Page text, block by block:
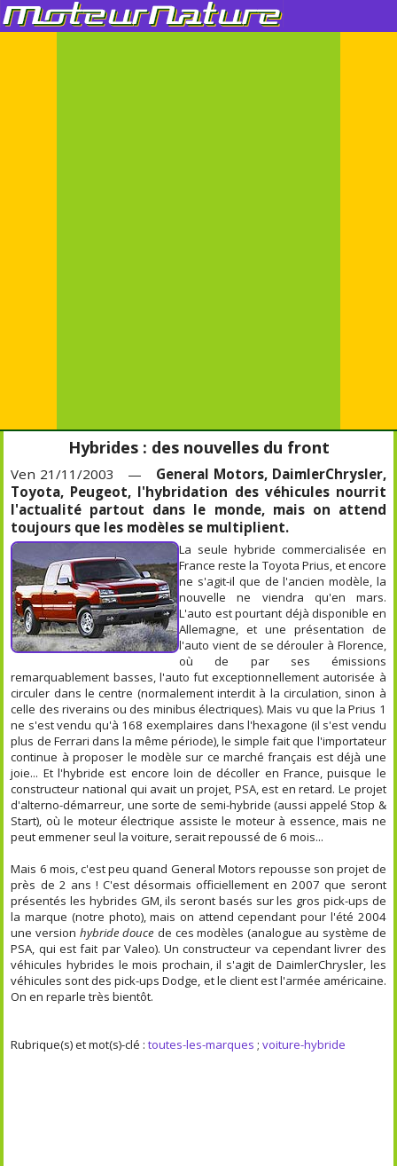
Hybrides : des nouvelles du front
Ven 21/11/2003 — General Motors, DaimlerChrysler,
Toyota, Peugeot, l'hybridation des véhicules nourrit
l'actualité partout dans le monde, mais on attend
toujours que les modèles se multiplient.
La seule hybride commercialisée en
France reste la Toyota Prius, et encore
ne s'agit-il que de l'ancien modèle, la
nouvelle ne viendra qu'en mars.
L'auto est pourtant déjà disponible en
Allemagne, et une présentation de
l'auto vient de se dérouler à Florence,
où de par ses émissions
remarquablement basses, l'auto fut exceptionnellement autorisée à
circuler dans le centre (normalement interdit à la circulation, sinon à
celle des riverains ou des minibus électriques). Mais vu que la Prius 1
ne s'est vendu qu'à 168 exemplaires dans l'hexagone (il s'est vendu
plus de Ferrari dans la même période), le simple fait que l'importateur
continue à proposer le modèle sur ce marché français est déjà une
joie... Et l'hybride est encore loin de décoller en France, puisque le
constructeur national qui avait un projet, PSA, est en retard. Le projet
d'alterno-démarreur, une sorte de semi-hybride (aussi appelé Stop &
Start), où le moteur électrique assiste le moteur à essence, mais ne
peut emmener seul la voiture, serait repoussé de 6 mois...
Mais 6 mois, c'est peu quand General Motors repousse son projet de
près de 2 ans ! C'est désormais officiellement en 2007 que seront
présentés les hybrides GM, ils seront basés sur les gros pick-ups de
la marque (notre photo), mais on attend cependant pour l'été 2004
une version hybride douce de ces modèles (analogue au système de
PSA, qui est fait par Valeo). Un constructeur va cependant livrer des
véhicules hybrides le mois prochain, il s'agit de DaimlerChrysler, les
véhicules sont des pick-ups Dodge, et le client est l'armée américaine.
On en reparle très bientôt.
Rubrique(s) et mot(s)-clé :toutes-les-marques ;voiture-hybride